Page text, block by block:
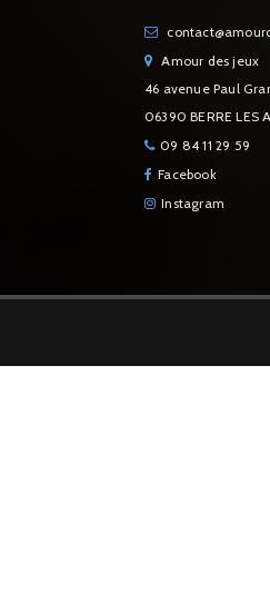
Amour des jeux
46 avenue Paul
06390 BERRE LES
09 84 11 29 59
Facebook
Instagram